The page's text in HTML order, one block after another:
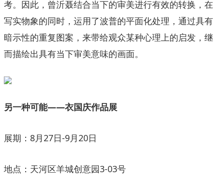
考。因此，曾沂聂结合当下的审美进行有效的转换，在
写实物象的同时，运用了波普的平面化处理，通过具有
暗示性的重复图案，来带给观众某种心理上的启发，继
而描绘出具有当下审美意味的画面。
另一种可能——衣国庆作品展
展期：8月27日-9月20日
地点：天河区羊城创意园3-03号